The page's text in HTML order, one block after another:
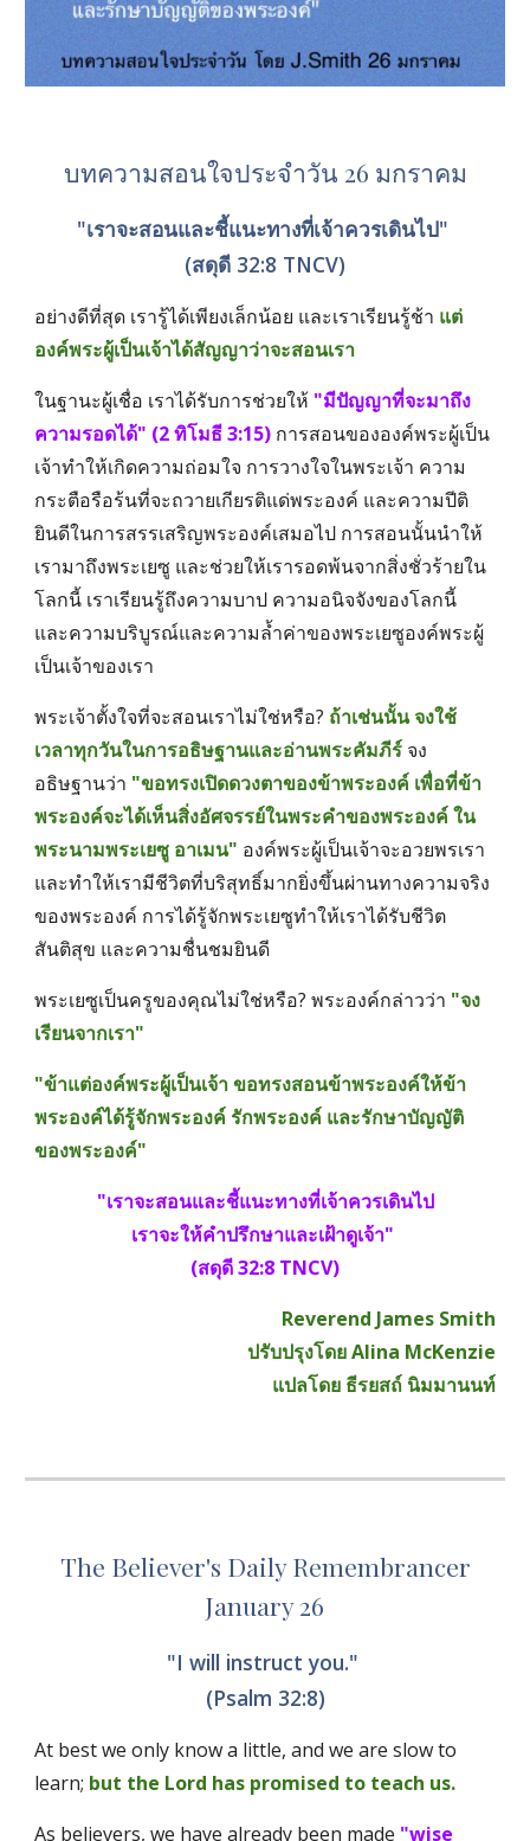
บทความสอนใจประจำวัน 26 มกราคม
"เราจะสอนและชี้แนะทางที่เจ้าควรเดินไป"
(สดุดี 32:8 TNCV)
อย่างดีที่สุด เรารู้ได้เพียงเล็กน้อย และเราเรียนรู้ช้า แต่
องค์พระผู้เป็นเจ้าได้สัญญาว่าจะสอนเรา
ในฐานะผู้เชื่อ เราได้รับการช่วยให้ "มีปัญญาที่จะมาถึง
ความรอดได้" (2 ทิโมธี 3:15) การสอนขององค์พระผู้เป็น
เจ้าทำให้เกิดความถ่อมใจ การวางใจในพระเจ้า ความ
กระตือรือร้นที่จะถวายเกียรติแด่พระองค์ และความปีติ
ยินดีในการสรรเสริญพระองค์เสมอไป การสอนนั้นนำให้
เรามาถึงพระเยซู และช่วยให้เรารอดพ้นจากสิ่งชั่วร้ายใน
โลกนี้ เราเรียนรู้ถึงความบาป ความอนิจจังของโลกนี้
และความบริบูรณ์และความล้ำค่าของพระเยซูองค์พระผู้
เป็นเจ้าของเรา
พระเจ้าตั้งใจที่จะสอนเราไม่ใช่หรือ? ถ้าเช่นนั้น จงใช้
เวลาทุกวันในการอธิษฐานและอ่านพระคัมภีร์ จง
อธิษฐานว่า "ขอทรงเปิดดวงตาของข้าพระองค์ เพื่อที่ข้า
พระองค์จะได้เห็นสิ่งอัศจรรย์ในพระคำของพระองค์ ใน
พระนามพระเยซู อาเมน" องค์พระผู้เป็นเจ้าจะอวยพรเรา
และทำให้เรามีชีวิตที่บริสุทธิ์มากยิ่งขึ้นผ่านทางความจริง
ของพระองค์ การได้รู้จักพระเยซูทำให้เราได้รับชีวิต
สันติสุข และความชื่นชมยินดี
พระเยซูเป็นครูของคุณไม่ใช่หรือ? พระองค์กล่าวว่า "จง
เรียนจากเรา"
"ข้าแต่องค์พระผู้เป็นเจ้า ขอทรงสอนข้าพระองค์ให้ข้า
พระองค์ได้รู้จักพระองค์ รักพระองค์ และรักษาบัญญัติ
ของพระองค์"
"เราจะสอนและชี้แนะทางที่เจ้าควรเดินไป
เราจะให้คำปรึกษาและเฝ้าดูเจ้า"
(สดุดี 32:8 TNCV)
Reverend James Smith
ปรับปรุงโดย Alina McKenzie
แปลโดย ธีรยสถ์ นิมมานนท์
The Believer's Daily Remembrancer
January 26
"I will instruct you."
(Psalm 32:8)
At best we only know a little, and we are slow to
learn; but the Lord has promised to teach us.
As believers, we have already been made "wise